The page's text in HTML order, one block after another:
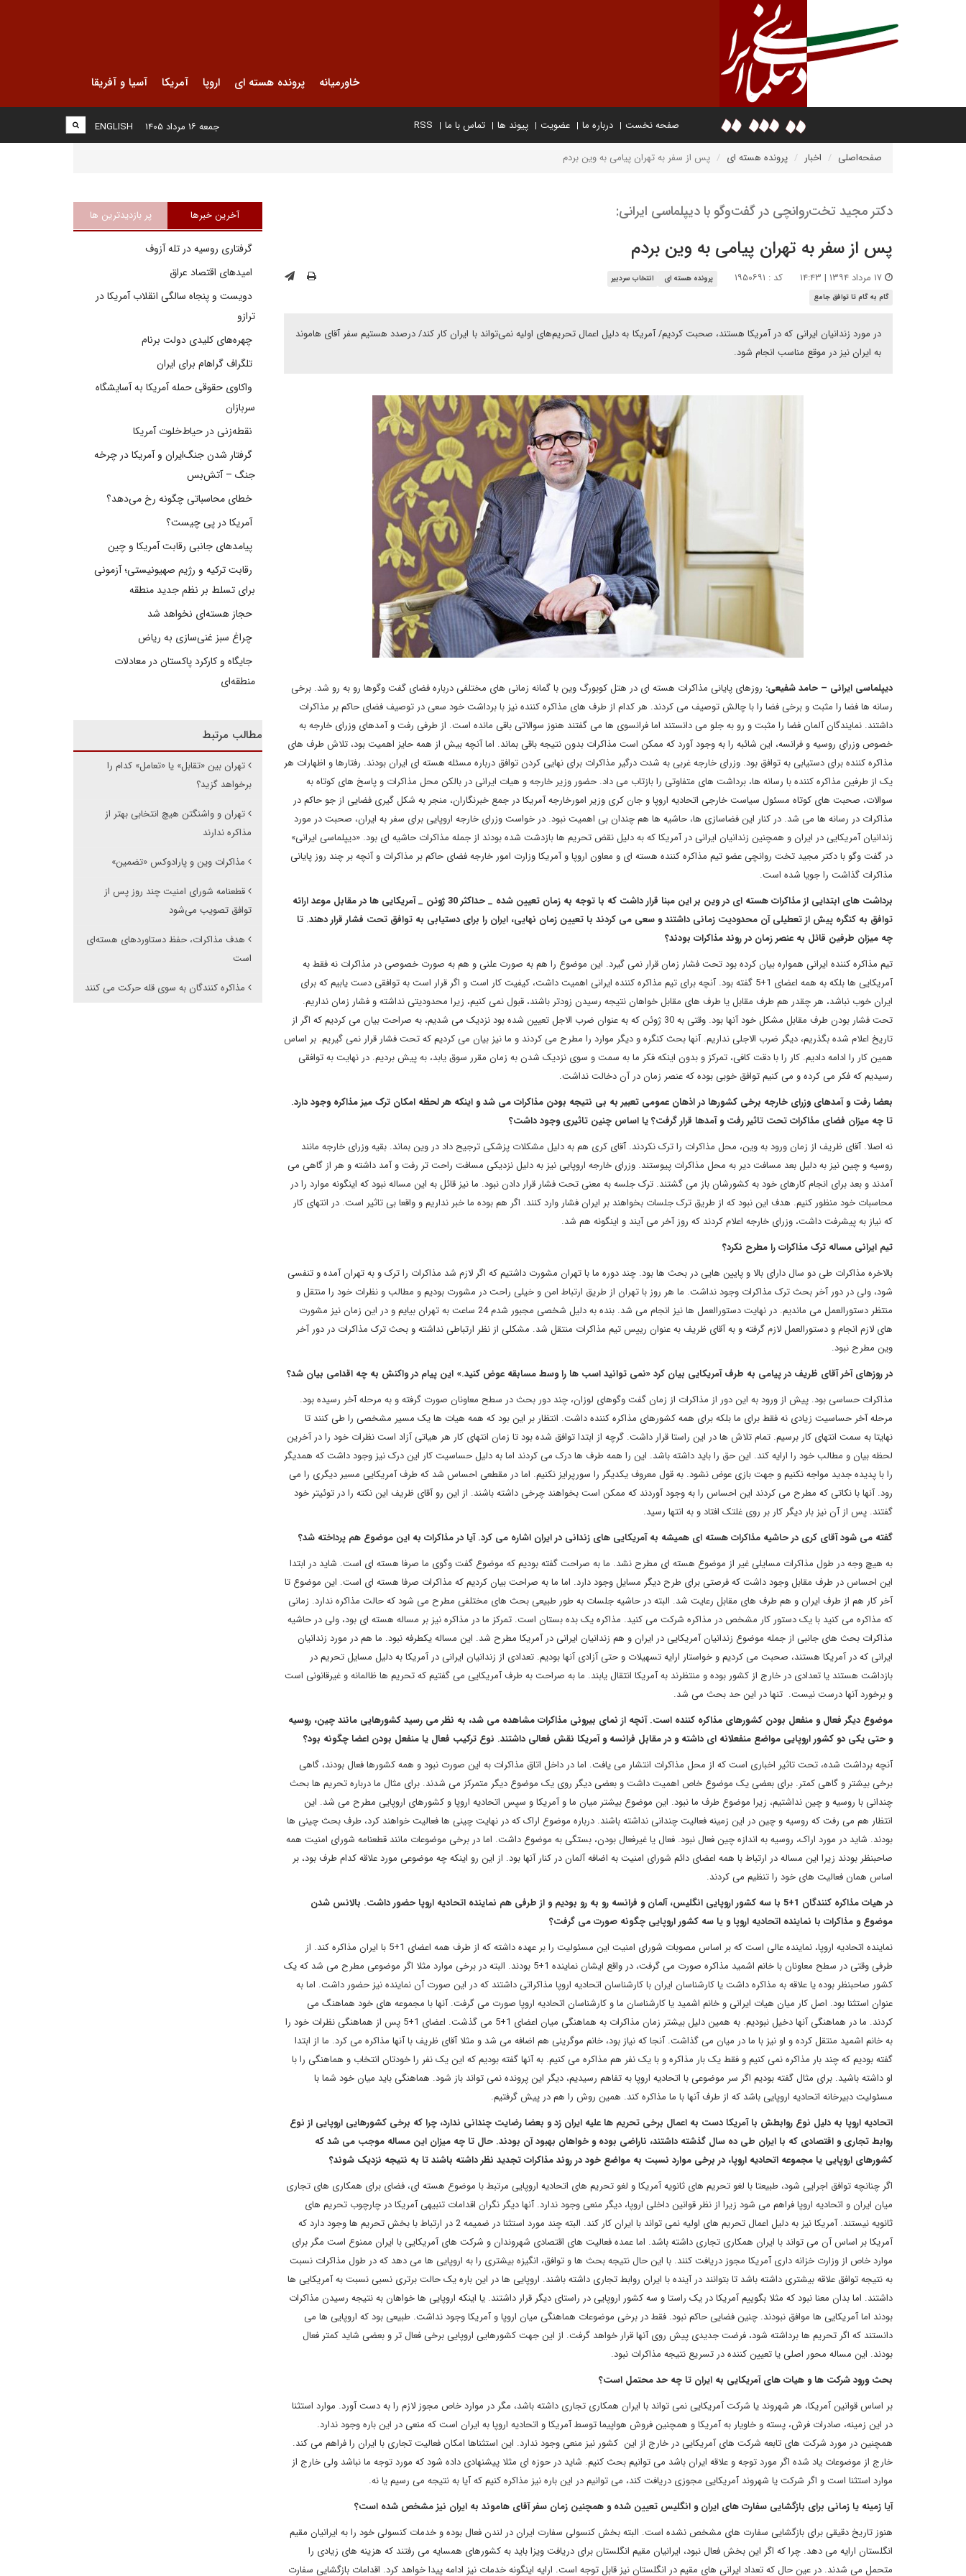
خاورمیانه پرونده هسته ای اروپا آمریکا آسیا و آفریقا
صفحه نخست درباره ما عضویت پیوند ها تماس با ما RSS
ENGLISH جمعه ۱۶ مرداد ۱۴۰۵
صفحه‌اصلی اخبار پرونده هسته ای پس از سفر به تهران پیامی به وین بردم
دکتر مجید تخت‌روانچی در گفت‌وگو با دیپلماسی ایرانی:
پس از سفر به تهران پیامی به وین بردم
کد : ۱۹۵۰۶۹۱ پرونده هسته ای
انتخاب سردبیر
گام به گام تا توافق جامع
در مورد زندانیان ایرانی که در آمریکا هستند، صحبت کردیم/ آمریکا به دلیل اعمال تحریم‌های اولیه نمی‌تواند با ایران کار کند/ درصدد هستیم سفر آقای هاموند
به ایران نیز در موقع مناسب انجام شود.
دیپلماسی ایرانی – حامد شفیعی: روزهای پایانی مذاکرات هسته ای در هتل کوبورگ وین با گمانه زمانی های مختلفی درباره فضای گفت وگوها رو به رو شد. برخی
رسانه ها فضا را مثبت و برخی فضا را با چالش توصیف می کردند. هر کدام از طرف های مذاکره کننده نیز با برداشت خود سعی در توصیف فضای حاکم بر مذاکرات
داشتند. نمایندگان آلمان فضا را مثبت و رو به جلو می دانستند اما فرانسوی ها می گفتند هنوز سوالاتی باقی مانده است. از طرفی رفت و آمدهای وزرای خارجه به
خصوص وزرای روسیه و فرانسه، این شائبه را به وجود آورد که ممکن است مذاکرات بدون نتیجه باقی بماند. اما آنچه بیش از همه حایز اهمیت بود، تلاش طرف های
مذاکره کننده برای دستیابی به توافق بود. وزرای خارجه غربی به شدت درگیر مذاکرات برای نهایی کردن توافق درباره مسئله هسته ای ایران بودند. رفتارها و اظهارات هر
یک از طرفین مذاکره کننده با رسانه ها، برداشت های متفاوتی را بازتاب می داد. حضور وزیر خارجه و هیات ایرانی در بالکن محل مذاکرات و پاسخ های کوتاه به
سوالات، صحبت های کوتاه مسئول سیاست خارجی اتحادیه اروپا و جان کری وزیر امورخارجه آمریکا در جمع خبرنگاران، منجر به شکل گیری فضایی از جو حاکم در
مذاکرات در رسانه ها می شد. در کنار این فضاسازی ها، حاشیه ها هم چندان بی اهمیت نبود. در خواست وزرای خارجه اروپایی برای سفر به ایران، صحبت در مورد
زندانیان آمریکایی در ایران و همچنین زندانیان ایرانی در آمریکا که به دلیل نقض تحریم ها بازدشت شده بودند از جمله مذاکرات حاشیه ای بود. «دیپلماسی ایرانی»
در گفت وگو با دکتر مجید تخت روانچی عضو تیم مذاکره کننده هسته ای و معاون اروپا و آمریکا وزارت امور خارجه فضای حاکم بر مذاکرات و آنچه بر چند روز پایانی
مذاکرات گذاشت را جویا شده است.
برداشت های ابتدایی از مذاکرات هسته ای در وین بر این مبنا قرار داشت که با توجه به زمان تعیین شده _ حداکثر 30 ژوئن _ آمریکایی ها در مقابل موعد ارائه
توافق به کنگره پیش از تعطیلی آن محدودیت زمانی داشتند و سعی می کردند با تعیین زمان نهایی، ایران را برای دستیابی به توافق تحت فشار قرار دهند. تا
چه میزان طرفین قائل به عنصر زمان در روند مذاکرات بودند؟
تیم مذاکره کننده ایرانی همواره بیان کرده بود تحت فشار زمان قرار نمی گیرد. این موضوع را هم به صورت علنی و هم به صورت خصوصی در مذاکرات نه فقط به
آمریکایی ها بلکه به همه اعضای 1+5 گفته بود. آنچه برای تیم مذاکره کننده ایرانی اهمیت داشت، کیفیت کار است و اگر قرار است به توافقی دست یابیم که برای
ایران خوب نباشد، هر چقدر هم طرف مقابل یا طرف های مقابل خواهان نتیجه رسیدن زودتر باشند، قبول نمی کنیم، زیرا محدودیتی نداشته و فشار زمان نداریم.
تحت فشار بودن طرف مقابل مشکل خود آنها بود. وقتی به 30 ژوئن که به عنوان ضرب الاجل تعیین شده بود نزدیک می شدیم، به صراحت بیان می کردیم که اگر از
تاریخ اعلام شده بگذریم، دیگر ضرب الاجلی نداریم. آنها بحث کنگره و دیگر موارد را مطرح می کردند و ما نیز بیان می کردیم که تحت فشار قرار نمی گیریم. بر اساس
همین کار را ادامه دادیم. کار را با دقت کافی، تمرکز و بدون اینکه فکر ما به سمت و سوی نزدیک شدن به زمان مقرر سوق یابد، به پیش بردیم. در نهایت به توافقی
رسیدیم که فکر می کرده و می کنیم توافق خوبی بوده که عنصر زمان در آن دخالت نداشت.
بعضا رفت و آمدهای وزرای خارجه برخی کشورها در اذهان عمومی تعبیر به بی نتیجه بودن مذاکرات می شد و اینکه هر لحظه امکان ترک میز مذاکره وجود دارد.
تا چه میزان فضای مذاکرات تحت تاثیر رفت و آمدها قرار گرفت؟ یا اساس چنین تاثیری وجود داشت؟
نه اصلا. آقای ظریف از زمان ورود به وین، محل مذاکرات را ترک نکردند. آقای کری هم به دلیل مشکلات پزشکی ترجیح داد در وین بماند. بقیه وزرای خارجه مانند
روسیه و چین نیز به دلیل بعد مسافت دیر به محل مذاکرات پیوستند. وزرای خارجه اروپایی نیز به دلیل نزدیکی مسافت راحت تر رفت و آمد داشته و هر از گاهی می
آمدند و بعد برای انجام کارهای خود به کشورشان باز می گشتند. ترک جلسه به معنی تحت فشار قرار دادن نبود. ما نیز قائل به این مساله نبود که اینگونه موارد را در
محاسبات خود منظور کنیم. هدف این نبود که از طریق ترک جلسات بخواهند بر ایران فشار وارد کنند. اگر هم بوده ما خبر نداریم و واقعا بی تاثیر است. در انتهای کار
که نیاز به پیشرفت داشت، وزرای خارجه اعلام کردند که روز آخر می آیند و اینگونه هم شد.
تیم ایرانی مساله ترک مذاکرات را مطرح نکرد؟
بالاخره مذاکرات طی دو سال دارای بالا و پایین هایی در بحث ها بود. چند دوره ما با تهران مشورت داشتیم که اگر لازم شد مذاکرات را ترک و به تهران آمده و تنفسی
شود، ولی در دور آخر بحث ترک مذاکرات وجود نداشت. ما هر روز با تهران از طریق ارتباط امن و خیلی راحت در مشورت بودیم و مطالب و نظرات خود را منتقل و
منتظر دستورالعمل می ماندیم. در نهایت دستورالعمل ها نیز انجام می شد. بنده به دلیل شخصی مجبور شدم 24 ساعت به تهران بیایم و در این زمان نیز مشورت
های لازم انجام و دستورالعمل لازم گرفته و به آقای ظریف به عنوان رییس تیم مذاکرات منتقل شد. مشکلی از نظر ارتباطی نداشته و بحث ترک مذاکرات در دور آخر
وین مطرح نبود.
در روزهای آخر آقای ظریف در پیامی به طرف آمریکایی بیان کرد «نمی توانید اسب ها را وسط مسابقه عوض کنید.» این پیام در واکنش به چه اقدامی بیان شد؟
مذاکرات حساسی بود. پیش از ورود به این دور از مذاکرات از زمان گفت وگوهای لوزان، چند دور بحث در سطح معاونان صورت گرفته و به مرحله آخر رسیده بود.
مرحله آخر حساسیت زیادی نه فقط برای ما بلکه برای همه کشورهای مذاکره کننده داشت. انتظار بر این بود که همه هیات ها یک مسیر مشخصی را طی کنند تا
نهایتا به سمت انتهای کار برسیم. تمام تلاش ها در این راستا قرار داشت. گرچه از ابتدا توافق شده بود تا زمان انتهای کار هر هیاتی آزاد است نظرات خود را در آخرین
لحظه بیان و مطالب خود را ارایه کند. این حق را باید داشته باشد. این را همه طرف ها درک می کردند اما به دلیل حساسیت کار این درک نیز وجود داشت که همدیگر
را با پدیده جدید مواجه نکنیم و جهت بازی عوض نشود. به قول معروف یکدیگر را سورپرایز نکنیم. اما در مقطعی احساس شد که طرف آمریکایی مسیر دیگری را می
رود. آنها با نکاتی که مطرح می کردند این احساس را به وجود آوردند که ممکن است بخواهند چرخی داشته باشند. از این رو آقای ظریف این نکته را در توئیتر خود
گفتند. پس از آن نیز بار دیگر کار بر روی غلتک افتاد و به انتها رسید.
گفته می شود آقای کری در حاشیه مذاکرات هسته ای همیشه به آمریکایی های زندانی در ایران اشاره می کرد. آیا در مذاکرات به این موضوع هم پرداخته شد؟
به هیچ وجه در طول مذاکرات مسایلی غیر از موضوع هسته ای مطرح نشد. ما به صراحت گفته بودیم که موضوع گفت وگوی ما صرفا هسته ای است. شاید در ابتدا
این احساس در طرف مقابل وجود داشت که فرصتی برای طرح دیگر مسایل وجود دارد. اما ما به صراحت بیان کردیم که مذاکرات صرفا هسته ای است. این موضوع تا
آخر کار هم از طرف ایران و هم طرف های مقابل رعایت شد. البته در حاشیه جلسات به طور طبیعی بحث های مختلفی مطرح می شود که حالت مذاکره ندارد. زمانی
که مذاکره می کنید با یک دستور کار مشخص در مذاکره شرکت می کنید. مذاکره یک بده بستان است. تمرکز ما در مذاکره نیز بر مساله هسته ای بود، ولی در حاشیه
مذاکرات بحث های جانبی از جمله موضوع زندانیان آمریکایی در ایران و هم زندانیان ایرانی در آمریکا مطرح شد. این مساله یکطرفه نبود. ما هم در مورد زندانیان
ایرانی که در آمریکا هستند، صحبت می کردیم و خواستار ارایه تسهیلات و حتی آزادی آنها بودیم. تعدادی از زندانیان ایرانی در آمریکا به دلیل مسایل تحریم در
بازداشت هستند یا تعدادی در خارج از کشور بوده و منتظرند به آمریکا انتقال یابند. ما به صراحت به طرف آمریکایی می گفتیم که تحریم ها ظالمانه و غیرقانونی است
و برخورد آنها درست نیست. تنها در این حد بحث می شد.
موضوع دیگر فعال و منفعل بودن کشورهای مذاکره کننده است. آنچه از نمای بیرونی مذاکرات مشاهده می شد، به نظر می رسید کشورهایی مانند چین، روسیه
و حتی یکی دو کشور اروپایی مواضع منفعلانه ای داشته و در مقابل فرانسه و آمریکا نقش فعالی داشتند. نوع ترکیب فعال یا منفعل بودن اعضا چگونه بود؟
آنچه برداشت شده، تحت تاثیر اخباری است که از محل مذاکرات انتشار می یافت. اما در داخل اتاق مذاکرات به این صورت نبود و همه کشورها فعال بودند، گاهی
برخی بیشتر و گاهی کمتر. برای بعضی یک موضوع خاص اهمیت داشت و بعضی دیگر روی یک موضوع دیگر متمرکز می شدند. برای مثال ما درباره تحریم ها بحث
چندانی با روسیه و چین نداشتیم، زیرا موضوع طرف ما نبود. این موضوع بیشتر میان ما و آمریکا و سپس اتحادیه اروپا و کشورهای اروپایی مطرح می شد. این
انتظار هم می رفت که روسیه و چین در این زمینه فعالیت چندانی نداشته باشند. درباره موضوع اراک که در نهایت چینی ها فعالیت خواهند کرد، طرف بحث چینی ها
بودند. شاید در مورد اراک، روسیه به اندازه چین فعال نبود. فعال یا غیرفعال بودن، بستگی به موضوع داشت. اما در برخی موضوعات مانند قطعنامه شورای امنیت همه
صاحبنظر بودند زیرا این مساله در ارتباط با همه اعضای دائم شورای امنیت به اضافه آلمان در کنار آنها بود. از این رو اینکه چه موضوعی مورد علاقه کدام طرف بود، بر
اساس همان فعالیت های خود را تنظیم می کردند.
در هیات مذاکره کنندگان 1+5 با سه کشور اروپایی انگلیس، آلمان و فرانسه رو به رو بودیم و از طرفی هم نماینده اتحادیه اروپا حضور داشت. بالانس شدن
موضوع و مذاکرات با نماینده اتحادیه اروپا و یا سه کشور اروپایی چگونه صورت می گرفت؟
نماینده اتحادیه اروپا، نماینده عالی است که بر اساس مصوبات شورای امنیت این مسئولیت را بر عهده داشته که از طرف همه اعضای 1+5 با ایران مذاکره کند. از
طرفی وقتی در سطح معاونان با خانم اشمید مذاکره صورت می گرفت، در واقع ایشان نماینده 1+5 بودند. البته در برخی موارد مثلا اگر موضوعی مطرح می شد که یک
کشور صاحبنظر بوده یا علاقه به مذاکره داشت یا کارشناسان ایران با کارشناسان اتحادیه اروپا مذاکراتی داشتند که در این صورت آن نماینده نیز حضور داشت. اما به
عنوان استثنا بود. اصل کار میان هیات ایرانی و خانم اشمید یا کارشناسان ما و کارشناسان اتحادیه اروپا صورت می گرفت. آنها با مجموعه های خود هماهنگ می
کردند. ما در هماهنگی آنها دخیل نبودیم. به همین دلیل بیشتر زمان مذاکرات به هماهنگی میان اعضای 1+5 می گذشت. اعضای 1+5 پس از هماهنگی نظرات خود را
به خانم اشمید منتقل کرده و او نیز با ما در میان می گذاشت. آنجا که نیاز بود، خانم موگرینی هم اضافه می شد و مثلا آقای ظریف با آنها مذاکره می کرد. ما از ابتدا
گفته بودیم که چند بار مذاکره نمی کنیم و فقط یک بار مذاکره و با یک نفر هم مذاکره می کنیم. به آنها گفته بودیم که این یک نفر را خودتان انتخاب و هماهنگی را با
او داشته باشید. برای مثال گفته بودیم اگر سر موضوعی با اتحادیه اروپا به تفاهم رسیدیم، دیگر این پرونده نمی تواند باز شود. هماهنگی باید میان خود شما با
مسئولیت دبیرخانه اتحادیه اروپایی باشد که از طرف آنها با ما مذاکره کند. همین روش را هم در پیش گرفتیم.
اتحادیه اروپا به دلیل نوع روابطش با آمریکا دست به اعمال برخی تحریم ها علیه ایران زد و بعضا رضایت چندانی ندارد، چرا که برخی کشورهایی اروپایی از نوع
روابط تجاری و اقتصادی که با ایران طی ده سال گذشته داشتند، ناراضی بوده و خواهان بهبود آن بودند. حال تا چه میزان این مساله موجب می شد که
کشورهای اروپایی یا مجموعه اتحادیه اروپا، در برخی موارد نسبت به مواضع خود در روند مذاکرات تجدید نظر داشته باشند تا به نتیجه نزدیک شوند؟
اگر چنانچه توافق اجرایی شود، طبیعتا با لغو تحریم های ثانویه آمریکا و لغو تحریم های اتحادیه اروپایی مرتبط با موضوع هسته ای، فضای برای همکاری های تجاری
میان ایران و اتحادیه اروپا فراهم می شود زیرا از نظر قوانین داخلی اروپا، دیگر منعی وجود ندارد. آنها دیگر نگران اقدامات تنبیهی آمریکا در چارچوب تحریم های
ثانویه نیستند. آمریکا نیز به دلیل اعمال تحریم های اولیه نمی تواند با ایران کار کند. البته چند مورد استثنا در ضمیمه 2 در ارتباط با بخش تحریم ها وجود دارد که
آمریکا بر اساس آن می تواند با ایران همکاری تجاری داشته باشد. اما عمده فعالیت های اقتصادی شهروندان و شرکت های آمریکایی با ایران ممنوع است مگر برای
موارد خاص از وزارت خزانه داری آمریکا مجوز دریافت کنند. با این حال نتیجه بحث ها و توافق، انگیزه بیشتری را به اروپایی ها می دهد که در طول مذاکرات نسبت
به نتیجه توافق علاقه بیشتری داشته باشد تا بتوانند در آینده با ایران روابط تجاری داشته باشند. اروپایی ها در این باره یک حالت برتری نسبی نسبت به آمریکایی ها
داشتند. اما بدان معنا نبود که مثلا بگوییم آمریکا در یک راستا و سه کشور اروپایی در راستای دیگر قرار داشتند. یا اینکه اروپایی ها خواهان به نتیجه رسیدن مذاکرات
بودند اما آمریکایی ها موافق نبودند. چنین فضایی حاکم نبود. فقط در برخی موضوعات هماهنگی میان اروپا و آمریکا وجود نداشت. طبیعی بود که اروپایی ها می
دانستند که اگر تحریم ها برداشته شود، فرضت جدیدی پیش روی آنها قرار خواهد گرفت. از این جهت کشورهایی اروپایی برخی فعال تر و بعضی شاید کمتر فعال
بودند. این مساله محور اصلی یا تعیین کننده در تسریع نتیجه مذاکرات نبود.
بحث ورود شرکت ها و هیات های آمریکایی به ایران تا چه حد محتمل است؟
بر اساس قوانین آمریکا، هر شهروند یا شرکت آمریکایی نمی تواند با ایران همکاری تجاری داشته باشد، مگر در موارد خاص مجوز لازم را به دست آورد. موارد استثنا
در این زمینه، صادرات فرش، پسته و خاویار به آمریکا و همچنین فروش هواپیما توسط آمریکا و اتحادیه اروپا به ایران است که منعی در این باره وجود ندارد.
همچنین در مورد شرکت های تابعه شرکت های آمریکایی در خارج از این کشور نیز منعی وجود ندارد. این استثناها امکان فعالیت تجاری با ایران را فراهم می کند.
خارج از موضوعات یاد شده اگر مورد توجه و علاقه ایران باشد می توانیم بحث کنیم. شاید در حوزه ای مثلا پیشنهادی داده شود که مورد توجه ما نباشد ولی خارج از
موارد استثنا است و اگر شرکت یا شهروند آمریکایی مجوزی دریافت کند، می توانیم در این باره نیز مذاکره کنیم که آیا به نتیجه می رسیم یا نه.
آیا زمینه یا زمانی برای بازگشایی سفارت های ایران و انگلیس تعیین شده و همچنین زمان سفر آقای هاموند به ایران نیز مشخص شده است؟
هنوز تاریخ دقیقی برای بازگشایی سفارت های مشخص نشده است. البته بخش کنسولی سفارت ایران در لندن فعال بوده و خدمات کنسولی خود را به ایرانیان مقیم
انگلستان ارایه می دهد. چرا که اگر این بخش فعال نبود، ایرانیان مقیم انگلستان برای دریافت ویزا باید به کشورهای همسایه می رفتند که هزینه های زیادی را
متحمل می شدند. در عین حال که تعداد ایرانی های مقیم در انگلستان نیز قابل توجه است. ارایه اینگونه خدمات نیز ادامه پیدا خواهد کرد. اقدامات بازگشایی سفارت
آخرین خبرها پر بازدیدترین ها
گرفتاری روسیه در تله آزوف
امیدهای اقتصاد عراق
دویست و پنجاه سالگی انقلاب آمریکا در
ترازو
چهره‌های کلیدی دولت برنام
تلگراف گراهام برای ایران
واکاوی حقوقی حمله آمریکا به آسایشگاه
سربازان
نقطه‌زنی در حیاط‌خلوت آمریکا
گرفتار شدن جنگ‌ایران و آمریکا در چرخه
جنگ – آتش‌بس
خطای محاسباتی چگونه رخ می‌دهد؟
آمریکا در پی چیست؟
پیامدهای جانبی رقابت آمریکا و چین
رقابت ترکیه و رژیم صهیونیستی؛ آزمونی
برای تسلط بر نظم جدید منطقه
حجاز هسته‌ای نخواهد شد
چراغ سبز غنی‌سازی به ریاض
جایگاه و کارکرد پاکستان در معادلات
منطقه‌ای
مطالب مرتبط
تهران بین «تقابل» یا «تعامل» کدام را
برخواهد گزید؟
تهران و واشنگتن هیچ انتخابی بهتر از
مذاکره ندارند
‌مذاکرات وین و پارادوکس «تضمین»
قطعنامه شورای امنیت چند روز پس از
توافق تصویب می‌شود
هدف مذاکرات، حفظ دستاوردهای هسته‌ای
است
مذاکره کنندگان به سوی قله حرکت می کنند